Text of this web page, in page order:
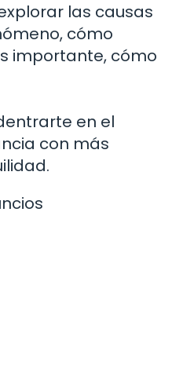
las causas
cómo
importante, cómo
en el
con más